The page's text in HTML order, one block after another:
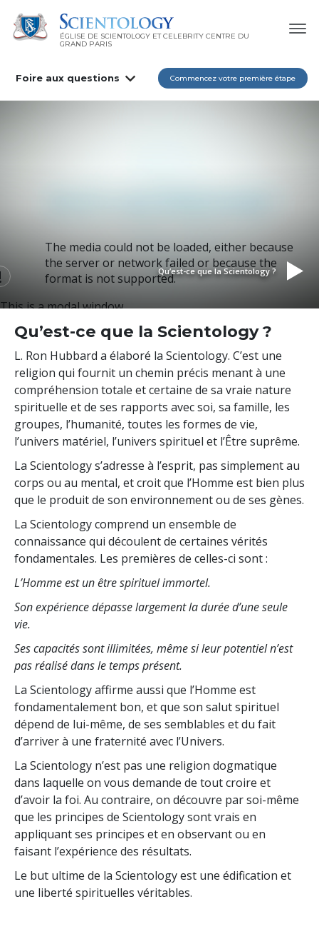
ÉGLISE DE SCIENTOLOGY ET CELEBRITY CENTRE DU
GRAND PARIS
Foire aux questions Commencez votre première étape
Qu’est-ce que la Scientology ?
This is a modal window.
The media could not be loaded, either because
the server or network failed or because the
format is not supported.
Qu’est-ce que la Scientology ?
L. Ron Hubbard a élaboré la Scientology. C’est une
religion qui fournit un chemin précis menant à une
compréhension totale et certaine de sa vraie nature
spirituelle et de ses rapports avec soi, sa famille, les
groupes, l’humanité, toutes les formes de vie,
l’univers matériel, l’univers spirituel et l’Être suprême.
La Scientology s’adresse à l’esprit, pas simplement au
corps ou au mental, et croit que l’Homme est bien plus
que le produit de son environnement ou de ses gènes.
La Scientology comprend un ensemble de
connaissance qui découlent de certaines vérités
fondamentales. Les premières de celles-ci sont :
L’Homme est un être spirituel immortel.
Son expérience dépasse largement la durée d’une seule
vie.
Ses capacités sont illimitées, même si leur po­tentiel n’est
pas réalisé dans le temps présent.
La Scientology affirme aussi que l’Homme est
fondamentalement bon, et que son salut spirituel
dépend de lui-même, de ses semblables et du fait
d’arriver à une fraternité avec l’Univers.
La Scientology n’est pas une religion dogmatique
dans laquelle on vous demande de tout croire et
d’avoir la foi. Au contraire, on découvre par soi-même
que les principes de Scientology sont vrais en
appliquant ses principes et en observant ou en
faisant l’expérience des résultats.
Le but ultime de la Scientology est une édification et
une liberté spirituelles véritables.